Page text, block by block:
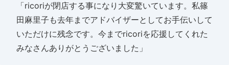
「ricoriが閉店する事になり大変驚いています。私篠
田麻里子も去年までアドバイザーとしてお手伝いして
いただけに残念です。今までricoriを応援してくれた
みなさんありがとうございました」